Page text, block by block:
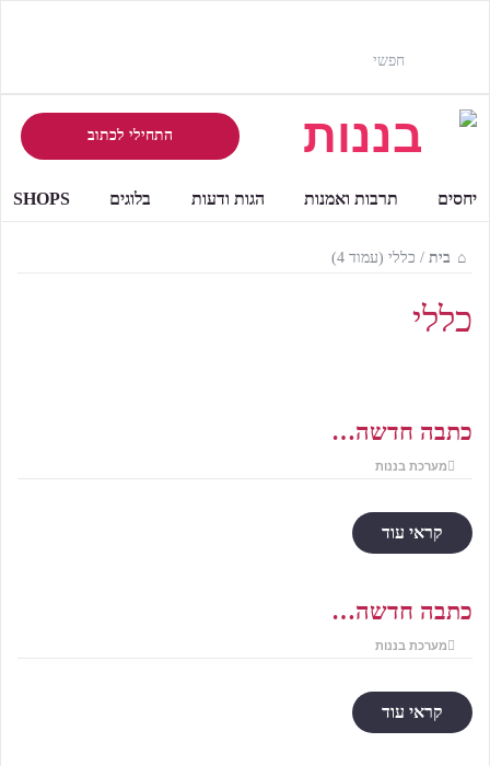
התחילי לכתוב
יחסים תרבות ואמנות הגות ודעות בלוגים SHOPS
בית / כללי (עמוד 4)
כללי
כתבה חדשה…
מערכת בננות
קראי עוד
כתבה חדשה…
מערכת בננות
קראי עוד